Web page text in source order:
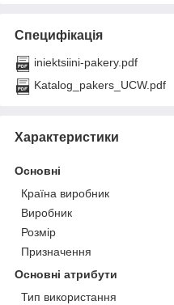
Специфікація
iniektsiini-pakery.pdf
Katalog_pakers_UCW.pdf
Характеристики
Основні
Країна виробник
Виробник
Розмір
Призначення
Основні атрибути
Тип використання